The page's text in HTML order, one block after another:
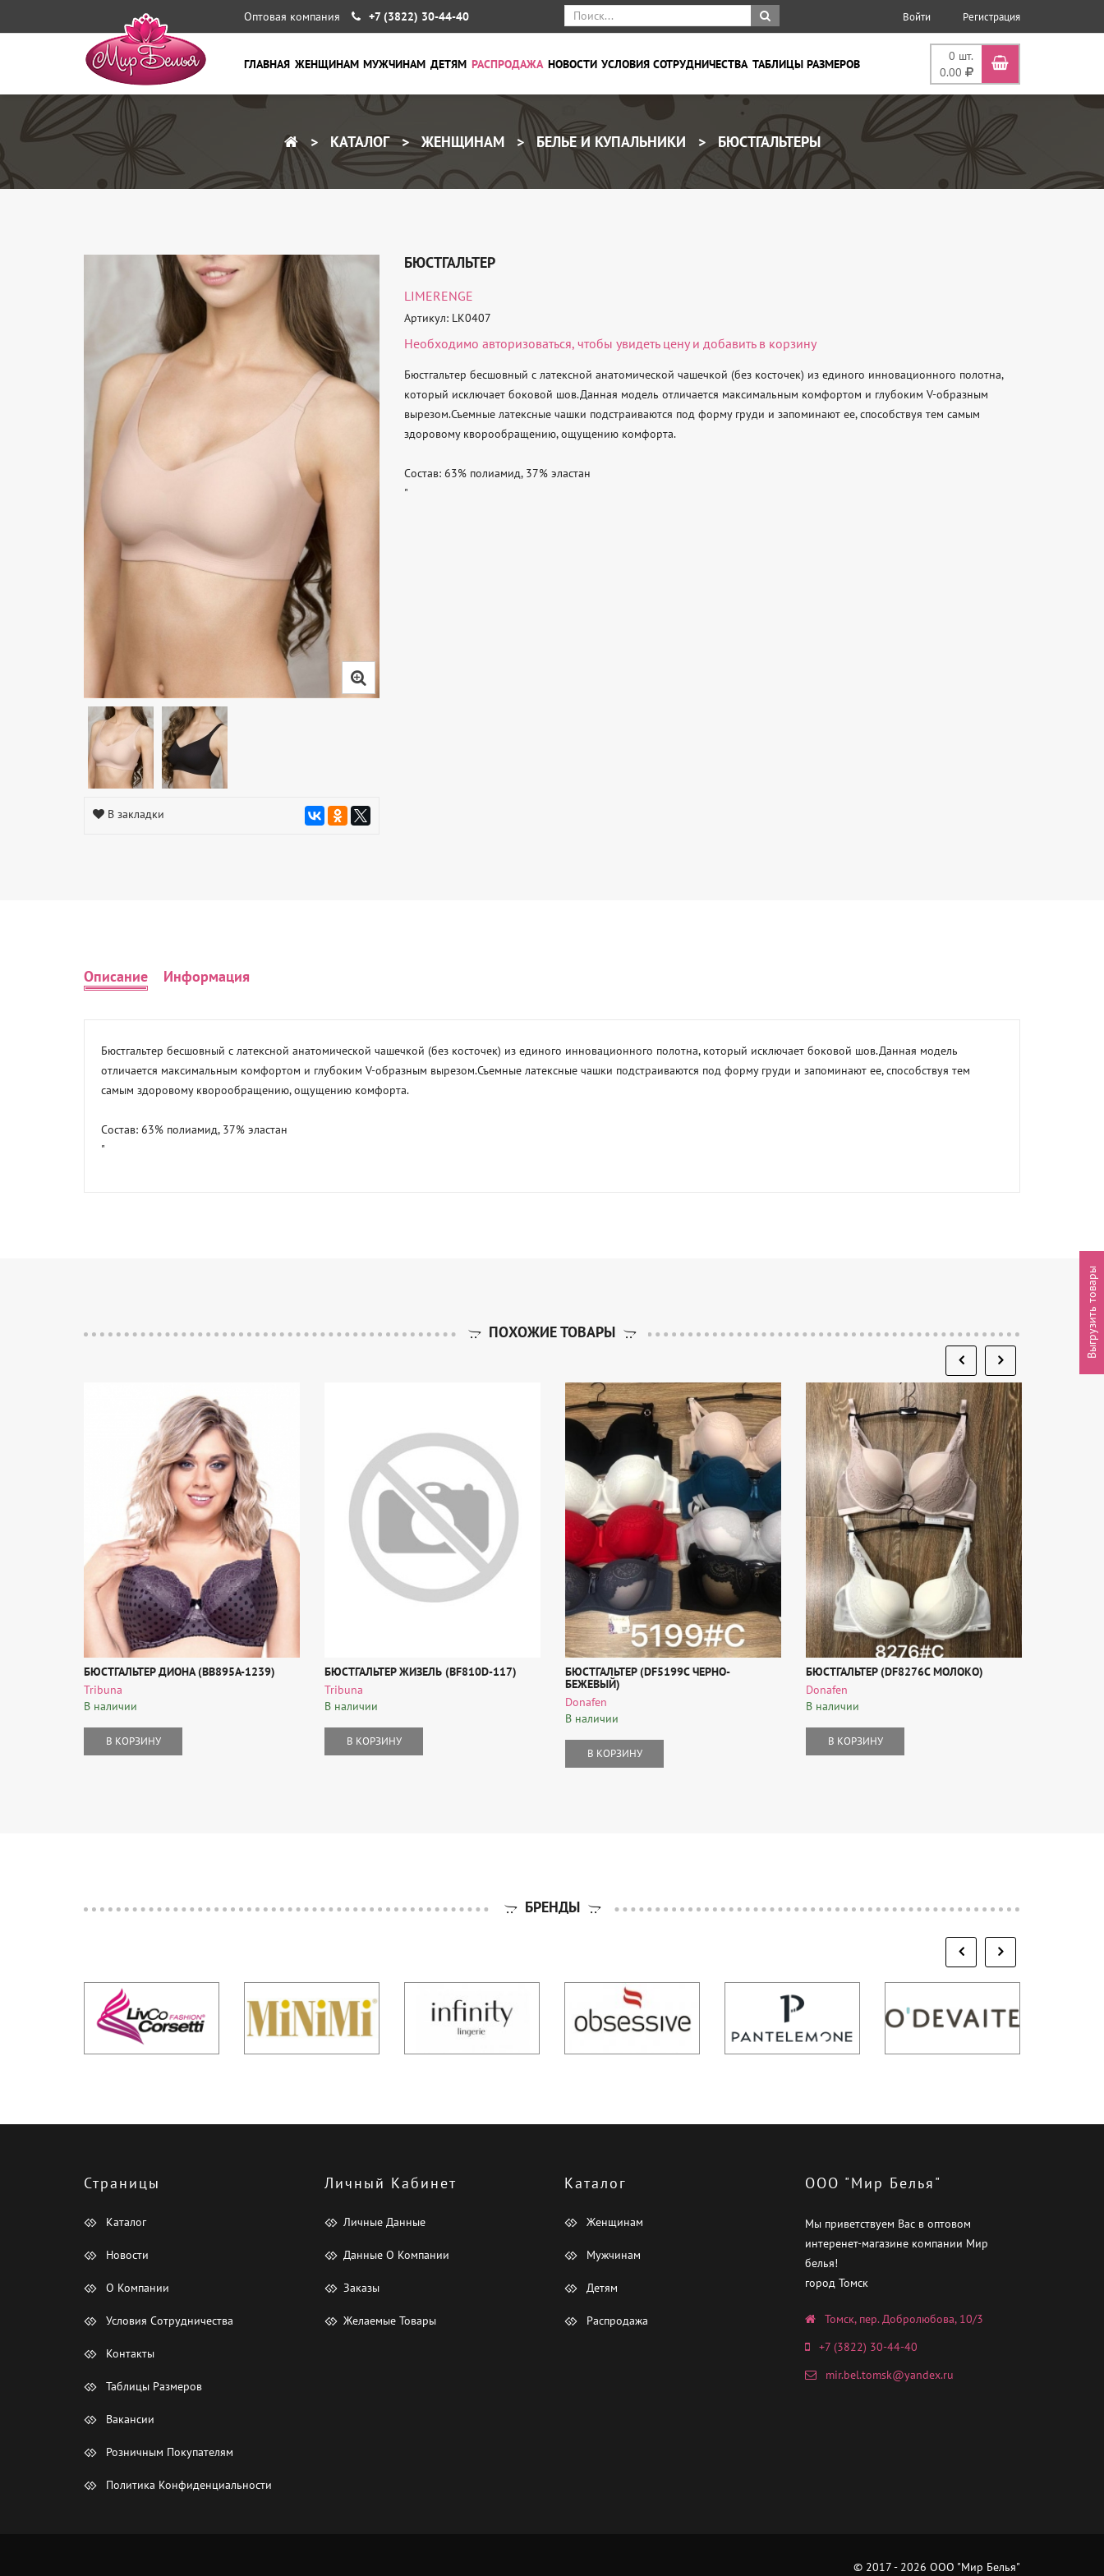
Оптовая компания +7 (3822) 30-44-40 Войти Регистрация
0 шт.
0.00
ГЛАВНАЯ ЖЕНЩИНАМ МУЖЧИНАМ ДЕТЯМ РАСПРОДАЖА НОВОСТИ УСЛОВИЯ СОТРУДНИЧЕСТВА ТАБЛИЦЫ РАЗМЕРОВ
КАТАЛОГ ЖЕНЩИНАМ БЕЛЬЕ И КУПАЛЬНИКИ БЮСТГАЛЬТЕРЫ
В закладки
БЮСТГАЛЬТЕР
LIMERENGE
Артикул: LK0407
Необходимо авторизоваться, чтобы увидеть цену и добавить в корзину
Бюстгальтер бесшовный с латексной анатомической чашечкой (без косточек) из единого инновационного полотна,
который исключает боковой шов.Данная модель отличается максимальным комфортом и глубоким V-образным
вырезом.Съемные латексные чашки подстраиваются под форму груди и запоминают ее, способствуя тем самым
здоровому кворообращению, ощущению комфорта.
Состав: 63% полиамид, 37% эластан
"
Описание Информация
Бюстгальтер бесшовный с латексной анатомической чашечкой (без косточек) из единого инновационного полотна, который исключает боковой шов.Данная модель
отличается максимальным комфортом и глубоким V-образным вырезом.Съемные латексные чашки подстраиваются под форму груди и запоминают ее, способствуя тем
самым здоровому кворообращению, ощущению комфорта.
Состав: 63% полиамид, 37% эластан
"
ПОХОЖИЕ ТОВАРЫ
БЮСТГАЛЬТЕР ДИОНА (BB895A-1239)
Tribuna
В наличии
В КОРЗИНУ
БЮСТГАЛЬТЕР ЖИЗЕЛЬ (BF810D-117)
Tribuna
В наличии
В КОРЗИНУ
БЮСТГАЛЬТЕР (DF5199C ЧЕРНО-
БЕЖЕВЫЙ)
Donafen
В наличии
В КОРЗИНУ
БЮСТГАЛЬТЕР (DF8276C МОЛОКО)
Donafen
В наличии
В КОРЗИНУ
БРЕНДЫ
Страницы
Каталог
Новости
О Компании
Условия Сотрудничества
Контакты
Таблицы Размеров
Вакансии
Розничным Покупателям
Политика Конфиденциальности
Личный Кабинет
Личные Данные
Данные О Компании
Заказы
Желаемые Товары
Каталог
Женщинам
Мужчинам
Детям
Распродажа
ООО "Мир Белья"
Мы приветствуем Вас в оптовом
интеренет-магазине компании Мир
белья!
город Томск
Томск, пер. Добролюбова, 10/3
+7 (3822) 30-44-40
mir.bel.tomsk@yandex.ru
© 2017 - 2026 ООО "Мир Белья"
Выгрузить товары